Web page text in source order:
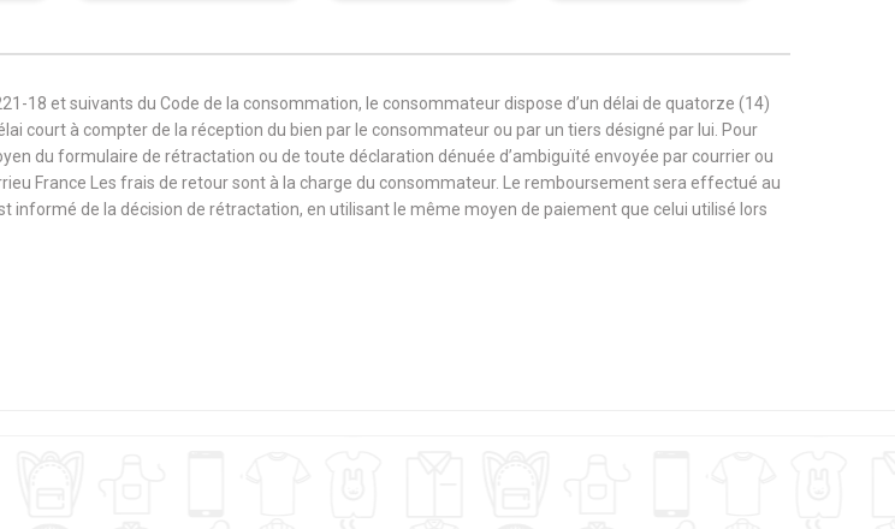
18 et suivants du Code de la consommation, le consommateur dispose d’un délai de quatorze (14)
court à compter de la réception du bien par le consommateur ou par un tiers désigné par lui. Pour
du formulaire de rétractation ou de toute déclaration dénuée d’ambiguïté envoyée par courrier ou
France Les frais de retour sont à la charge du consommateur. Le remboursement sera effectué au
de la décision de rétractation, en utilisant le même moyen de paiement que celui utilisé lors